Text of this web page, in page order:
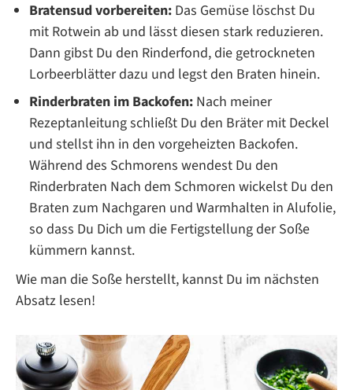
Bratensud vorbereiten: Das Gemüse löschst Du
mit Rotwein ab und lässt diesen stark reduzieren.
Dann gibst Du den Rinderfond, die getrockneten
Lorbeerblätter dazu und legst den Braten hinein.
Rinderbraten im Backofen: Nach meiner
Rezeptanleitung schließt Du den Bräter mit Deckel
und stellst ihn in den vorgeheizten Backofen.
Während des Schmorens wendest Du den
Rinderbraten Nach dem Schmoren wickelst Du den
Braten zum Nachgaren und Warmhalten in Alufolie,
so dass Du Dich um die Fertigstellung der Soße
kümmern kannst.
Wie man die Soße herstellt, kannst Du im nächsten
Absatz lesen!